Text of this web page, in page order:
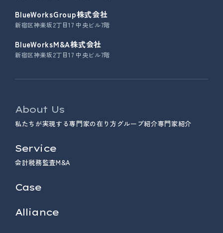
BlueWorksGroup株式会社
新宿区神楽坂2丁目17 中央ビル7階
BlueWorksM&A株式会社
新宿区神楽坂2丁目17 中央ビル7階
About Us
私たちが実現する専門家の在り方 グループ紹介専門家紹介
Service
会計税務監査M&A
Case
Alliance